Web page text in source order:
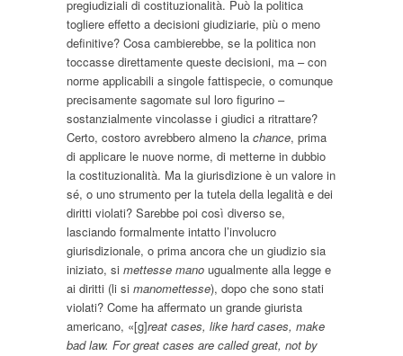
pregiudiziali di costituzionalità. Può la politica
togliere effetto a decisioni giudiziarie, più o meno
definitive? Cosa cambierebbe, se la politica non
toccasse direttamente queste decisioni, ma – con
norme applicabili a singole fattispecie, o comunque
precisamente sagomate sul loro figurino –
sostanzialmente vincolasse i giudici a ritrattare?
Certo, costoro avrebbero almeno la chance, prima
di applicare le nuove norme, di metterne in dubbio
la costituzionalità. Ma la giurisdizione è un valore in
sé, o uno strumento per la tutela della legalità e dei
diritti violati? Sarebbe poi così diverso se,
lasciando formalmente intatto l’involucro
giurisdizionale, o prima ancora che un giudizio sia
iniziato, si mettesse mano ugualmente alla legge e
ai diritti (li si manomettesse), dopo che sono stati
violati? Come ha affermato un grande giurista
americano, «[g]reat cases, like hard cases, make
bad law. For great cases are called great, not by